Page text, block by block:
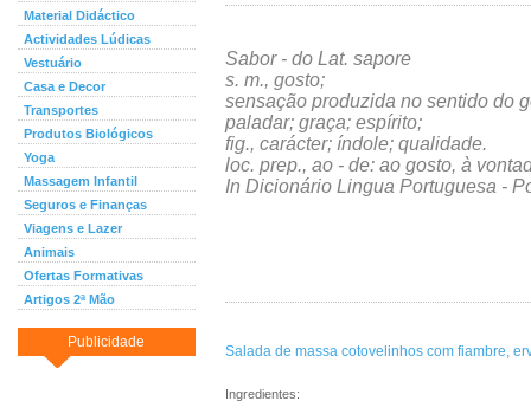
Material Didáctico
Actividades Lúdicas
Vestuário
Casa e Decor
Transportes
Produtos Biológicos
Yoga
Massagem Infantil
Seguros e Finanças
Viagens e Lazer
Animais
Ofertas Formativas
Artigos 2ª Mão
Publicidade
Sabor - do Lat. sapore
s. m., gosto;
sensação produzida no sentido do
paladar; graça; espírito;
fig., carácter; índole; qualidade.
loc. prep., ao - de: ao gosto, à
In Dicionário Lingua Portuguesa -
Salada de massa cotovelinhos com fiambre,
Ingredientes: